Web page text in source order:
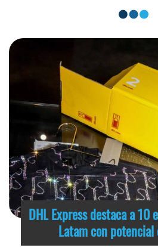
DHL Express destaca a 10
Latam con